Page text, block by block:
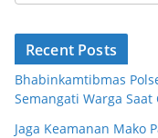
Recent Posts
Bhabinkamtibmas
Semangati Warga
Jaga Keamanan Mako